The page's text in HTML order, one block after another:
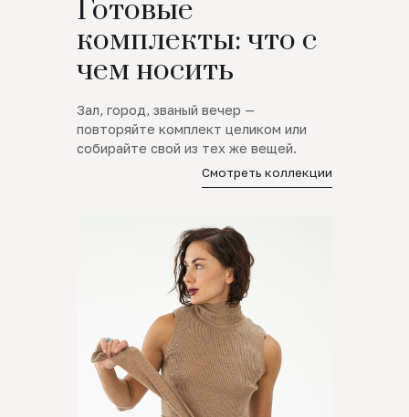
Готовые
комплекты: что с
чем носить
Зал, город, званый вечер —
повторяйте комплект целиком или
собирайте свой из тех же вещей.
Смотреть коллекции